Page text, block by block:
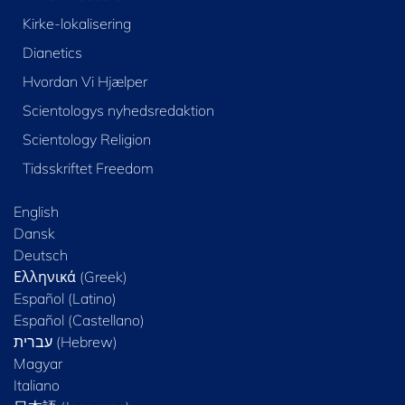
Kirke-lokalisering
Dianetics
Hvordan Vi Hjælper
Scientologys nyhedsredaktion
Scientology Religion
Tidsskriftet Freedom
English
Dansk
Deutsch
Ελληνικά (Greek)
Español (Latino)
Español (Castellano)
Magyar
Italiano